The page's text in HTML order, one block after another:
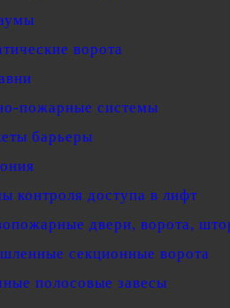
ворота
пожарные системы
барьеры
контроля доступа в лифт
двери, ворота,
секционные ворота
полосовые завесы